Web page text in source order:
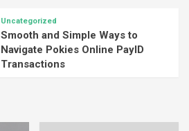
Uncategorized
Smooth and Simple Ways to
Navigate Pokies Online PayID
Transactions